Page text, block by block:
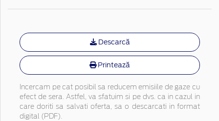
Descarcă
Printează
Incercam pe cat posibil sa reducem emisiile de gaze cu
efect de sera. Astfel, va sfatuim si pe dvs. ca in cazul in
care doriti sa salvati oferta, sa o descarcati in format
digital (PDF).